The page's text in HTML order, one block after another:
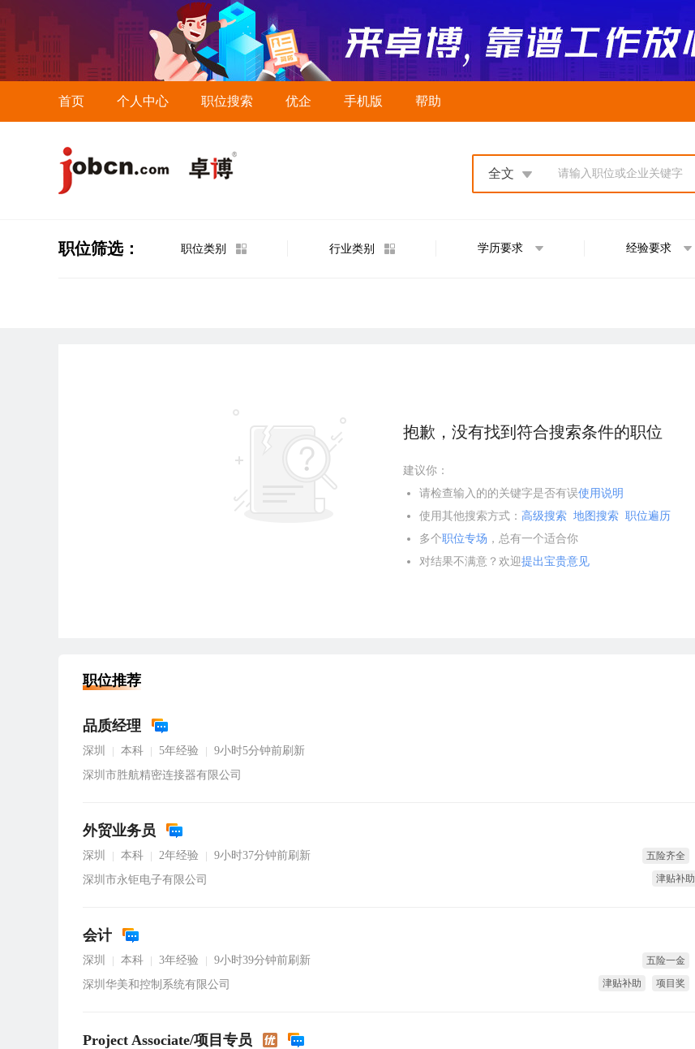
首页 个人中心 职位搜索 优企 手机版 帮助
请输入职位或企业关键字
全文
职位筛选： 职位类别 行业类别 学历要求 经验要求
抱歉，没有找到符合搜索条件的职位
建议你：
请检查输入的的关键字是否有误使用说明
使用其他搜索方式： 高级搜索 地图搜索 职位遍历
多个职位专场 ，总有一个适合你
对结果不满意？欢迎提出宝贵意见
职位推荐
品质经理
深圳 本科 5年经验
9小时5分钟前刷新
深圳市胜航精密连接器有限公司
外贸业务员
深圳 本科 2年经验
9小时37分钟前刷新
深圳市永钜电子有限公司
五险齐全
津贴补助
会计
深圳 本科 3年经验
9小时39分钟前刷新
深圳华美和控制系统有限公司
五险一金
津贴补助
项目奖
Project Associate/项目专员